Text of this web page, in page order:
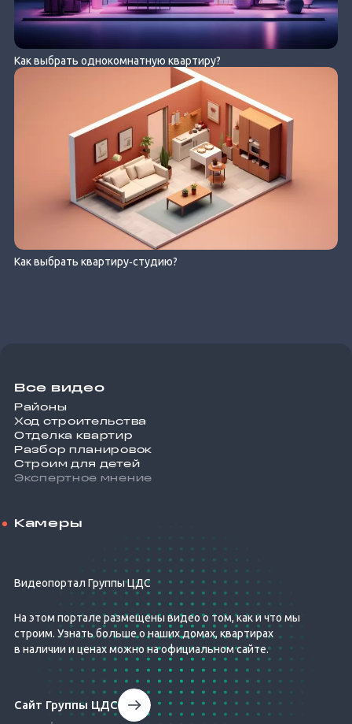
Как выбрать однокомнатную квартиру?
Как выбрать квартиру‐студию?
Все видео
Районы
Ход строительства
Отделка квартир
Разбор планировок
Строим для детей
Экспертное мнение
Камеры
Видеопортал Группы ЦДС
На этом портале размещены видео о том, как и что мы
строим. Узнать больше о наших домах, квартирах
в наличии и ценах можно на официальном сайте.
Сайт Группы ЦДС